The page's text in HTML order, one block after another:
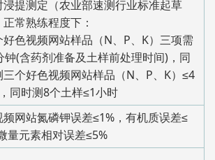
浸提测定（农业部速测行业标准起草
常熟练程度下：
好色视频网站样品（N、P、K）三项需
钟(含药剂准备及土样前处理时间)，同
三个好色视频网站样品（N、P、K）≤4
同时测8个土样≤1小时
频网站氮磷钾误差≤1%，有机质误差≤
量元素相对误差≤5%